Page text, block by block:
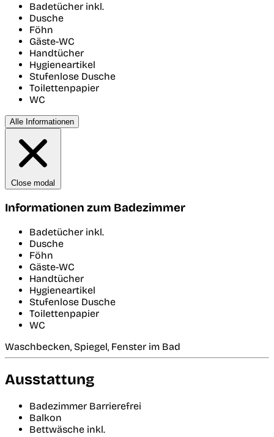
Badetücher inkl.
Dusche
Föhn
Gäste-WC
Handtücher
Hygieneartikel
Stufenlose Dusche
Toilettenpapier
WC
Alle Informationen
Close modal
Informationen zum Badezimmer
Badetücher inkl.
Dusche
Föhn
Gäste-WC
Handtücher
Hygieneartikel
Stufenlose Dusche
Toilettenpapier
WC
Waschbecken, Spiegel, Fenster im Bad
Ausstattung
Badezimmer Barrierefrei
Balkon
Bettwäsche inkl.